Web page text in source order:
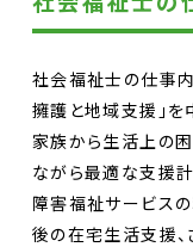
社会福祉士の仕事内
擁護と地域支援」を
家族から生活上の
ながら最適な支援
障害福祉サービス
後の在宅生活支援、